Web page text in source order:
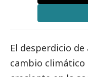
El desperdicio
cambio climático